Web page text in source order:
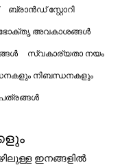
ബ്രാൻഡ് സ്റ്റോറി
അവകാശങ്ങൾ
സ്വകാര്യതാ നയം
നിബന്ധനകളും
ഇനങ്ങളിൽ